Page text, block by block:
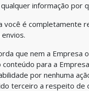
informação por
você é completamente
que nem a Empresa
para a
por nenhuma
terceiro a respeito de